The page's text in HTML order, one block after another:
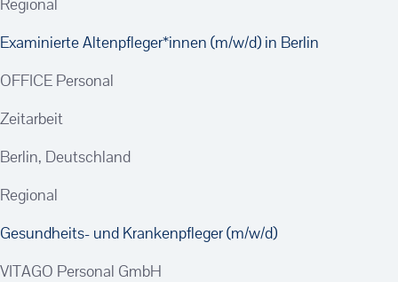
Examinierte Altenpfleger*innen (m/w/d) in Berlin
OFFICE Personal
Zeitarbeit
Berlin, Deutschland
Regional
Gesundheits- und Krankenpfleger (m/w/d)
VITAGO Personal GmbH